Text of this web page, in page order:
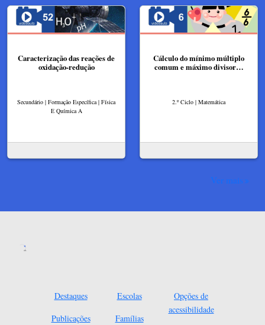
Caracterização das reações de
oxidação-redução
Secundário | Formação Específica | Física
E Química A
Cálculo do mínimo múltiplo
comum e máximo divisor…
2.º Ciclo | Matemática
Ver mais
Destaques
Publicações
Escolas
Famílias
Opções de
acessibilidade